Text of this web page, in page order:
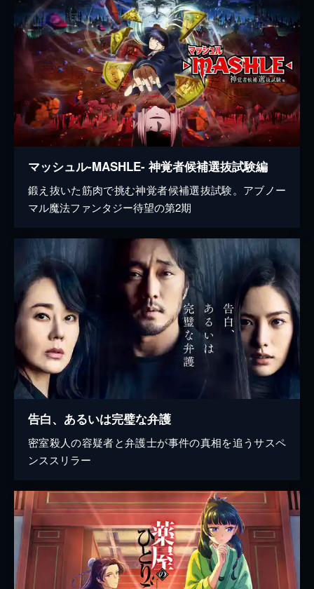
マッシュル-MASHLE- 神覚者候補選抜試験編
鍛え抜いた筋肉で挑む神覚者候補選抜試験。アブノー
マル魔法ファンタジー待望の第2期
告白、あるいは完璧な弁護
密室殺人の容疑者と弁護士が事件の真相を追うサスペ
ンススリラー